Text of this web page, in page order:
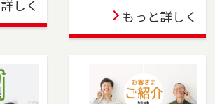
を移転しました。多摩市・八王
稲城市・相模原市でお住まいの
ダイアル（0120-552-875）より
しく
もっと詳しく